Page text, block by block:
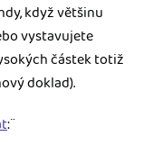
když většinu
vystavujete
částek totiž
doklad).
:¨